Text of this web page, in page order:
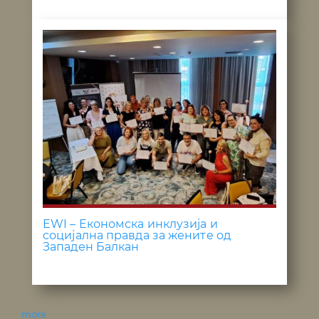
EWI – Економска инклузија и
социјална правда за жените од
Западен Балкан
more